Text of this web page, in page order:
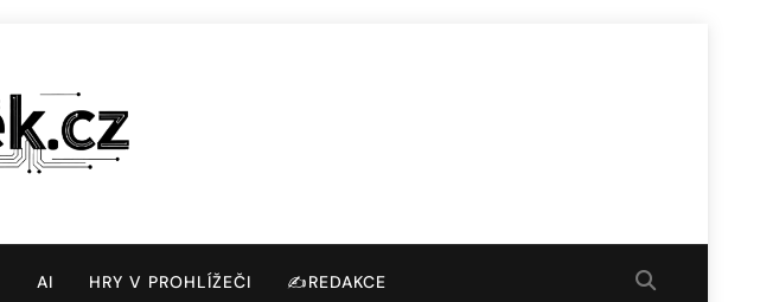
AI HRY V PROHLÍŽEČI ✍️REDAKCE